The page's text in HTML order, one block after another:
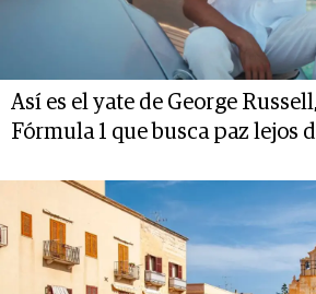
Así es el yate de George
Fórmula 1 que busca paz lejos